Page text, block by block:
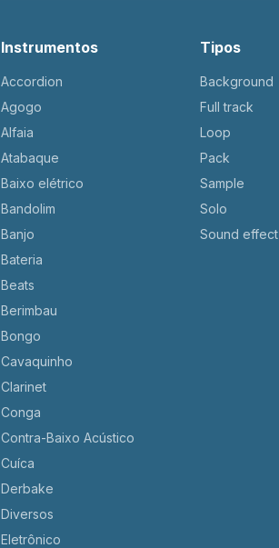
Instrumentos
Accordion
Agogo
Alfaia
Atabaque
Baixo elétrico
Bandolim
Banjo
Bateria
Beats
Berimbau
Bongo
Cavaquinho
Clarinet
Conga
Contra-Baixo Acústico
Cuíca
Derbake
Diversos
Eletrônico
Tipos
Background
Full track
Loop
Pack
Sample
Solo
Sound effect